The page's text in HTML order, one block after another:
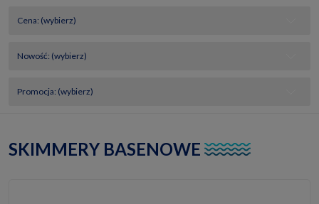
Cena: (wybierz)
Nowość: (wybierz)
Promocja: (wybierz)
SKIMMERY BASENOWE